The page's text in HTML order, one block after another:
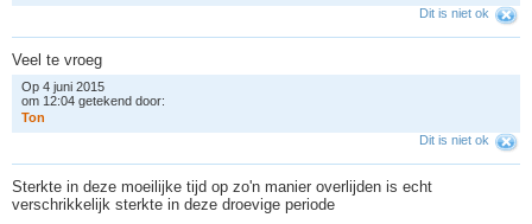
Dit is niet ok
Veel te vroeg
Op 4 juni 2015
om 12:04 getekend door:
Ton
Dit is niet ok
Sterkte in deze moeilijke tijd op zo'n manier overlijden is echt
verschrikkelijk sterkte in deze droevige periode